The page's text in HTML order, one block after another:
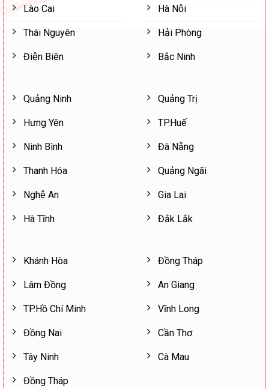
Lào Cai
Thái Nguyên
Điện Biên
Hà Nội
Hải Phòng
Bắc Ninh
Quảng Ninh
Hưng Yên
Ninh Bình
Thanh Hóa
Nghệ An
Hà Tĩnh
Quảng Trị
TP.Huế
Đà Nẵng
Quảng Ngãi
Gia Lai
Đắk Lắk
Khánh Hòa
Lâm Đồng
TP.Hồ Chí Minh
Đồng Nai
Tây Ninh
Đồng Tháp
Đồng Tháp
An Giang
Vĩnh Long
Cần Thơ
Cà Mau